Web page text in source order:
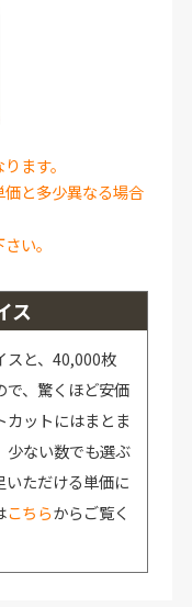
ます。
と多少異なる場合
い。
ス
スと、40,000枚
で、驚くほど安価
カットにはまとま
少ない数でも選ぶ
いただける単価に
こちらからご覧く